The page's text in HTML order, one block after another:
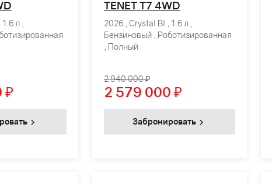
л ,
₽
TENET T7 4WD
2026 , Crystal Bl , 1.6 л ,
Бензиновый , Роботизированная
, Полный
2 940 000 ₽
2 579 000 ₽
Забронировать